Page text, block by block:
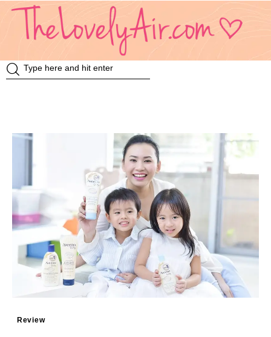
Insurance
VDO
Event & Activities
แม่แอร์ป้ายยา
Review